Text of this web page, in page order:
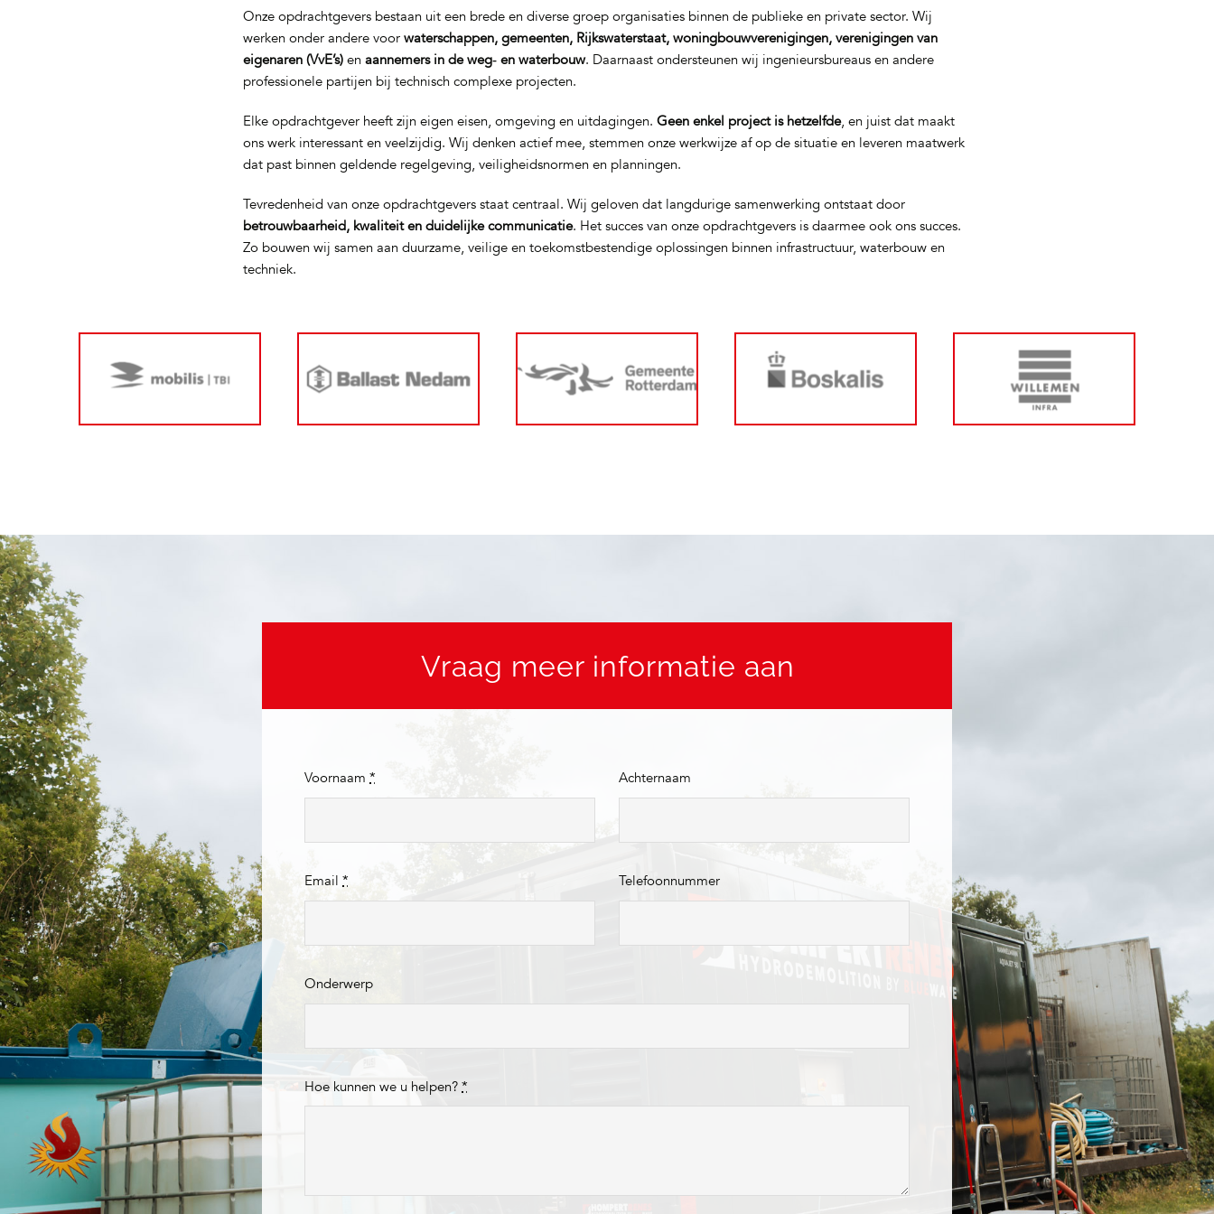
Onze opdrachtgevers bestaan uit een brede en diverse groep organisaties binnen de publieke en private sector. Wij
werken onder andere voorwaterschappen, gemeenten, Rijkswaterstaat, woningbouwverenigingen, verenigingen van
eigenaren (VvE’s) enaannemers in de weg‑ en waterbouw. Daarnaast ondersteunen wij ingenieursbureaus en andere
professionele partijen bij technisch complexe projecten.
Elke opdrachtgever heeft zijn eigen eisen, omgeving en uitdagingen.Geen enkel project is hetzelfde, en juist dat maakt
ons werk interessant en veelzijdig. Wij denken actief mee, stemmen onze werkwijze af op de situatie en leveren maatwerk
dat past binnen geldende regelgeving, veiligheidsnormen en planningen.
Tevredenheid van onze opdrachtgevers staat centraal. Wij geloven dat langdurige samenwerking ontstaat door
betrouwbaarheid, kwaliteit en duidelijke communicatie. Het succes van onze opdrachtgevers is daarmee ook ons succes.
Zo bouwen wij samen aan duurzame, veilige en toekomstbestendige oplossingen binnen infrastructuur, waterbouw en
techniek.
Vraag meer informatie aan
Voornaam*
Email*
Achternaam
Telefoonnummer
Onderwerp
Hoe kunnen we u helpen?*